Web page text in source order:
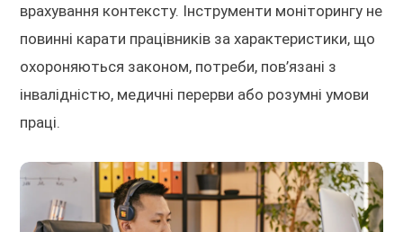
врахування контексту. Інструменти моніторингу не
повинні карати працівників за характеристики, що
охороняються законом, потреби, пов’язані з
інвалідністю, медичні перерви або розумні умови
праці.